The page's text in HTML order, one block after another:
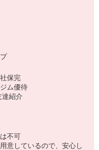
保完
ム優待
紹介
不可
意しているので、安心し